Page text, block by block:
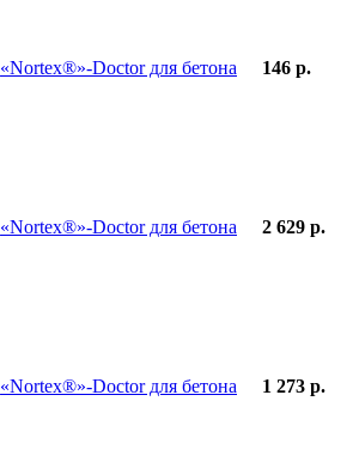
«Nortex®»-Doctor для бетона 146 р.
«Nortex®»-Doctor для бетона 2 629 р.
«Nortex®»-Doctor для бетона 1 273 р.